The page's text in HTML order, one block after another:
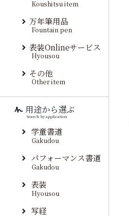
Koushitsu item
万年筆用品
Fountain pen
表装Onlineサービス
Hyousou
その他
Other item
用途から選ぶ
Search by application
学童書道
Gakudou
パフォーマンス書道
Gakudou
表装
Hyousou
写経